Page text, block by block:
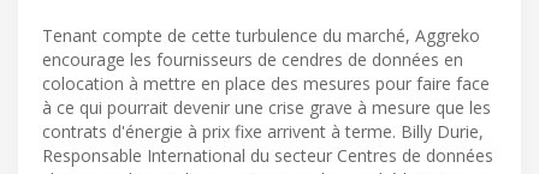
Tenant compte de cette turbulence du marché, Aggreko
encourage les fournisseurs de cendres de données en
colocation à mettre en place des mesures pour faire face
à ce qui pourrait devenir une crise grave à mesure que les
contrats d'énergie à prix fixe arrivent à terme. Billy Durie,
Responsable International du secteur Centres de données